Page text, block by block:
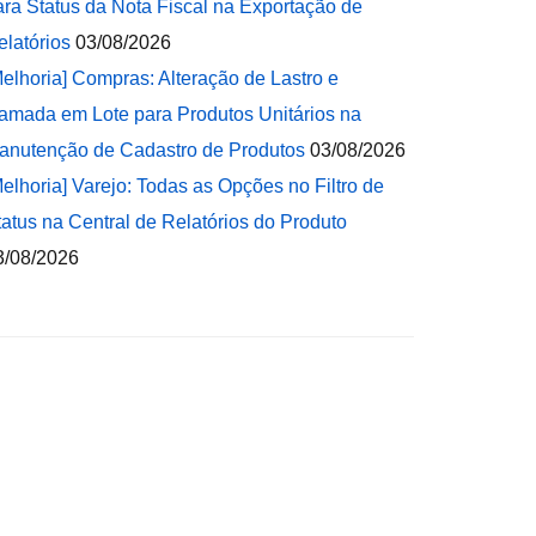
Status da Nota Fiscal na Exportação de
03/08/2026
Compras: Alteração de Lastro e
em Lote para Produtos Unitários na
de Cadastro de Produtos 03/08/2026
Varejo: Todas as Opções no Filtro de
na Central de Relatórios do Produto
08/2026